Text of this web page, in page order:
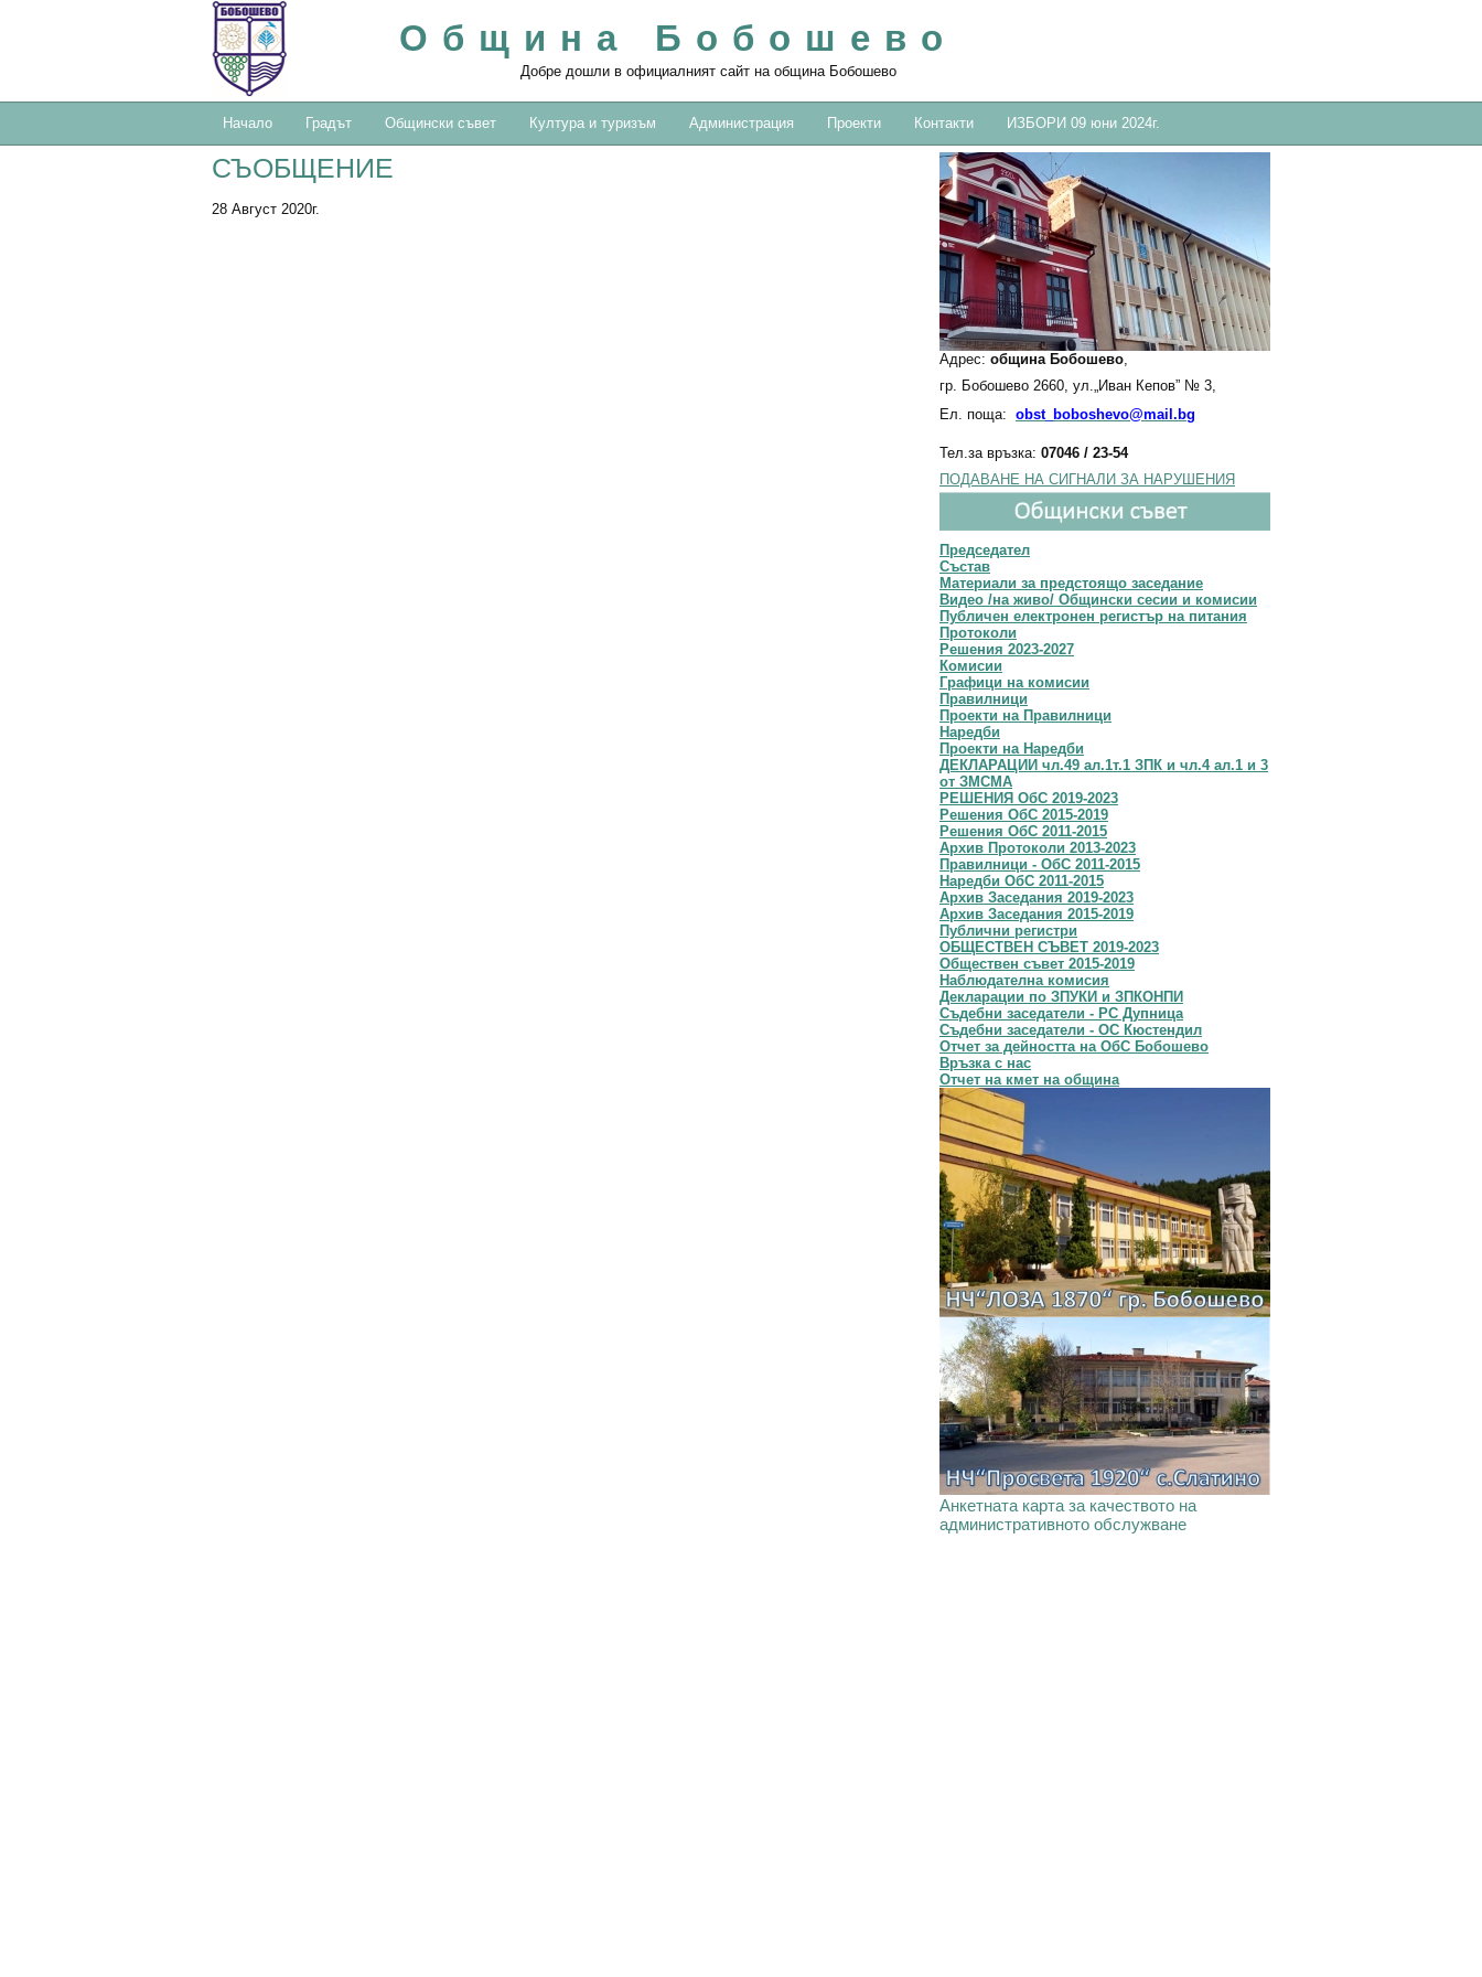
Добре дошли в официалният сайт на община Бобошево
Община Бобошево
Начало Градът Общински съвет Култура и туризъм Администрация Проекти Контакти ИЗБОРИ 09 юни 2024г.
СЪОБЩЕНИЕ
28 Август 2020г.
Адрес: община Бобошево,
гр. Бобошево 2660, ул.„Иван Кепов” № 3,
Ел. поща: obst_boboshevo@mail.bg
Тел.за връзка: 07046 / 23-54
ПОДАВАНЕ НА СИГНАЛИ ЗА НАРУШЕНИЯ
Председател
Състав
Материали за предстоящо заседание
Видео /на живо/ Общински сесии и комисии
Публичен електронен регистър на питания
Протоколи
Решения 2023-2027
Комисии
Графици на комисии
Правилници
Проекти на Правилници
Наредби
Проекти на Наредби
ДЕКЛАРАЦИИ чл.49 ал.1т.1 ЗПК и чл.4 ал.1 и 3
от ЗМСМА
РЕШЕНИЯ ОбС 2019-2023
Решения OбС 2015-2019
Решения ОбС 2011-2015
Архив Протоколи 2013-2023
Правилници - ОбС 2011-2015
Наредби ОбС 2011-2015
Архив Заседания 2019-2023
Архив Заседания 2015-2019
Публични регистри
ОБЩЕСТВЕН СЪВЕТ 2019-2023
Обществен съвет 2015-2019
Наблюдателна комисия
Декларации по ЗПУКИ и ЗПКОНПИ
Съдебни заседатели - РС Дупница
Съдебни заседатели - ОС Кюстендил
Отчет за дейността на ОбС Бобошево
Връзка с нас
Отчет на кмет на община
Анкетната карта за качеството на
административното обслужване